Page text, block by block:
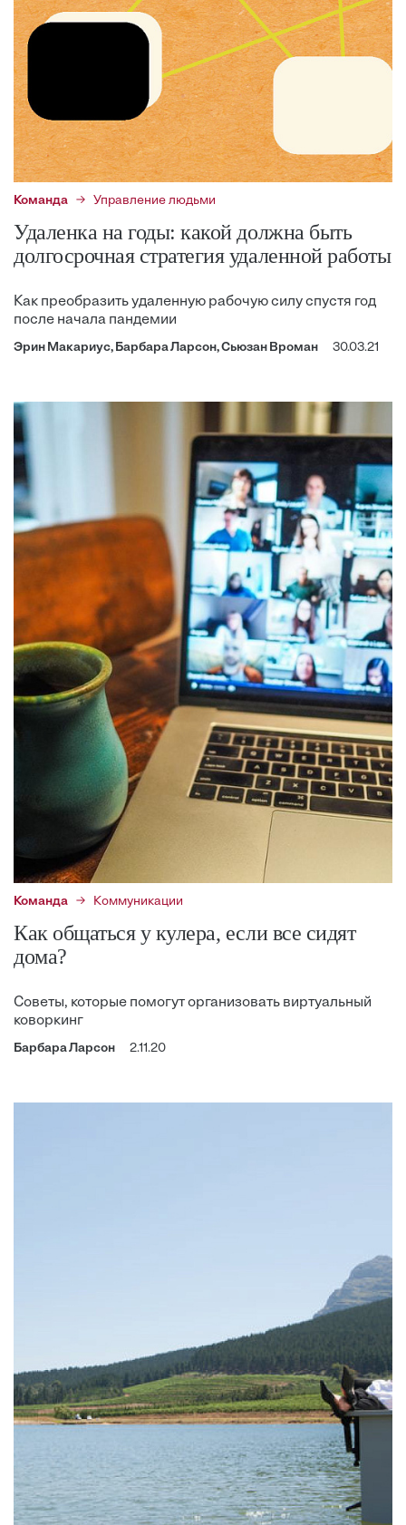
Команда Управление людьми
Удаленка на годы: какой должна быть
долгосрочная стратегия удаленной работы
Как преобразить удаленную рабочую силу спустя год
после начала пандемии
Эрин Макариус, Барбара Ларсон, Сьюзан Вроман 30.03.21
Команда Коммуникации
Как общаться у кулера, если все сидят
дома?
Советы, которые помогут организовать виртуальный
коворкинг
Барбара Ларсон 2.11.20